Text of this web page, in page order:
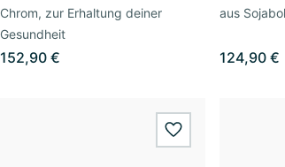
Chrom, zur Erhaltung deiner
Gesundheit
152,90 €
aus
124,90 €
wishlist.add